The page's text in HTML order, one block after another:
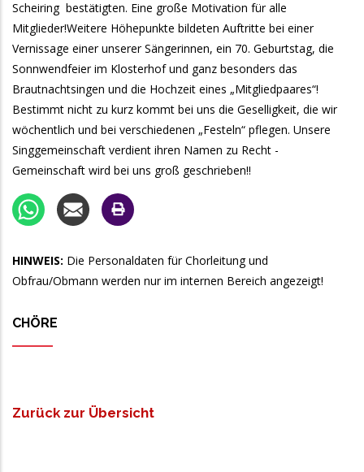
Scheiring bestätigten. Eine große Motivation für alle
Mitglieder!Weitere Höhepunkte bildeten Auftritte bei einer
Vernissage einer unserer Sängerinnen, ein 70. Geburtstag, die
Sonnwendfeier im Klosterhof und ganz besonders das
Brautnachtsingen und die Hochzeit eines „Mitgliedpaares“!
Bestimmt nicht zu kurz kommt bei uns die Geselligkeit, die wir
wöchentlich und bei verschiedenen „Festeln“ pflegen. Unsere
Singgemeinschaft verdient ihren Namen zu Recht -
Gemeinschaft wird bei uns groß geschrieben!!
HINWEIS: Die Personaldaten für Chorleitung und
Obfrau/Obmann werden nur im internen Bereich angezeigt!
CHÖRE
Zurück zur Übersicht